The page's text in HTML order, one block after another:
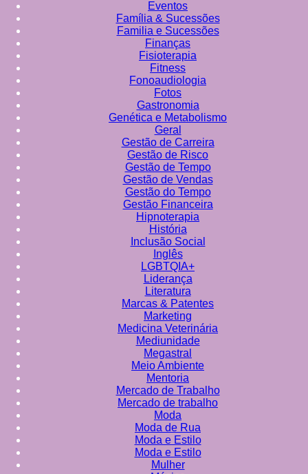
Eventos
Família & Sucessões
Familia e Sucessões
Finanças
Fisioterapia
Fitness
Fonoaudiologia
Fotos
Gastronomia
Genética e Metabolismo
Geral
Gestão de Carreira
Gestão de Risco
Gestão de Tempo
Gestão de Vendas
Gestão do Tempo
Gestão Financeira
Hipnoterapia
História
Inclusão Social
Inglês
LGBTQIA+
Liderança
Literatura
Marcas & Patentes
Marketing
Medicina Veterinária
Mediunidade
Megastral
Meio Ambiente
Mentoria
Mercado de Trabalho
Mercado de trabalho
Moda
Moda de Rua
Moda e Estilo
Moda e Estilo
Mulher